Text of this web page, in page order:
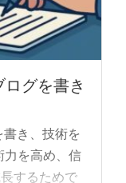
グを書き
き、技術を
力を高め、信
するためで